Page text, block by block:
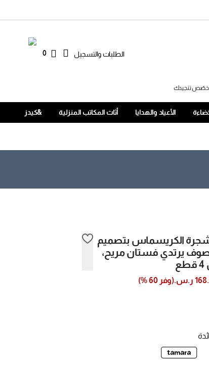
الطلبات والتسجيل 0
خصّص تنجيدك
الأعياد والهدايا أثاث المكاتب المنزلية &كيدز
شجرة الكريسماس بتصميم
يرتدي فستان مريح،
ر.س. (وفر 60
%)